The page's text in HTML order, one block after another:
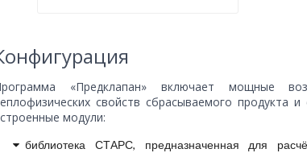
«Предклапан» включает мощные
свойств сбрасываемого продукта
модули:
библиотека СТАРС, предназначенная для